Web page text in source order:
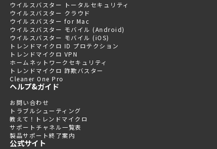
ウイルスバスター トータルセキュリティ
ウイルスバスター クラウド
ウイルスバスター for Mac
ウイルスバスター モバイル (Android)
ウイルスバスター モバイル (iOS)
トレンドマイクロ ID プロテクション
トレンドマイクロ VPN
ホームネットワークセキュリティ
トレンドマイクロ 詐欺バスター
Cleaner One Pro
ヘルプ&ガイド
お問い合わせ
トラブルシューティング
教えて！トレンドマイクロ
サポートチャネル一覧表
製品サポート終了案内
公式サイト